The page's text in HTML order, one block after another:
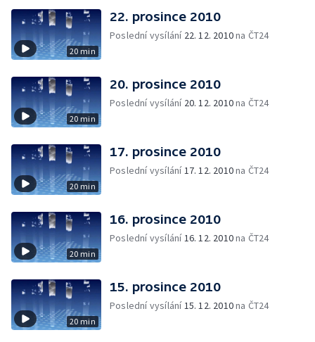
20 min
22. prosince 2010
Poslední vysílání 22. 12. 2010na ČT24
20 min
20. prosince 2010
Poslední vysílání 20. 12. 2010na ČT24
20 min
17. prosince 2010
Poslední vysílání17. 12. 2010na ČT24
20 min
16. prosince 2010
Poslední vysílání16. 12. 2010na ČT24
20 min
15. prosince 2010
Poslední vysílání15. 12. 2010na ČT24